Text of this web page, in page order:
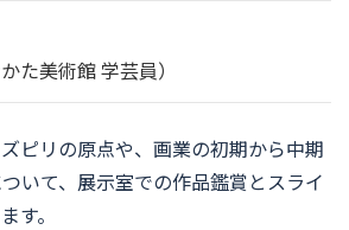
た美術館 学芸員）
ピリの原点や、画業の初期から中期
いて、展示室での作品鑑賞とスライ
す。